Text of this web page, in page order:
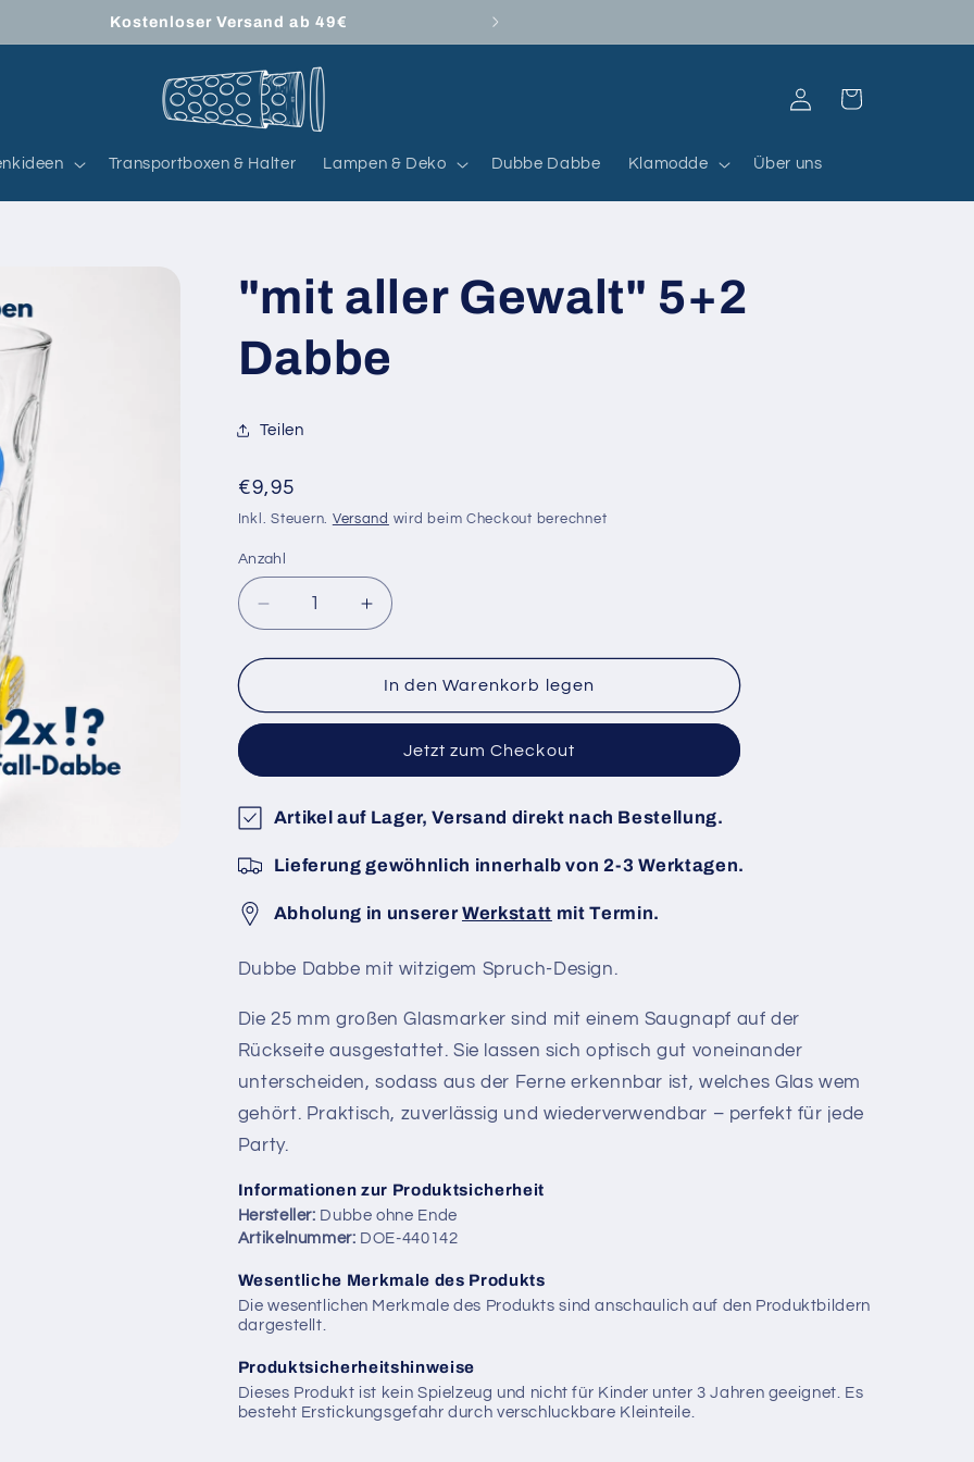
Kostenloser Versand ab 49€
Transportboxen & Halter Lampen & Deko Dubbe Dabbe Klamodde Über uns
EinloggenWarenkorb
"mit aller Gewalt" 5+2
Dabbe
Teilen
Normaler
Preis
€9,95
Inkl. Steuern. Versand wird beim Checkout berechnet
Anzahl
Anzahl
Verringere
die
Menge
&quot;mit
5+2
Dabbe
Erhöhe
die
Menge
für
&quot;mit
Gewalt&quot;
5+2
In den Warenkorb legen
Jetzt zum Checkout
Artikel auf Lager, Versand direkt nach Bestellung.
Lieferung gewöhnlich innerhalb von 2-3 Werktagen.
Abholung in unsererWerkstatt mit Termin.
Dubbe Dabbe mit witzigem Spruch-Design.
Die 25 mm großen Glasmarker sind mit einem Saugnapf auf der
Rückseite ausgestattet. Sie lassen sich optisch gut voneinander
unterscheiden, sodass aus der Ferne erkennbar ist, welches Glas wem
gehört. Praktisch, zuverlässig und wiederverwendbar – perfekt für jede
Party.
Informationen zur Produktsicherheit
Hersteller: Dubbe ohne Ende
Artikelnummer: DOE-440142
Wesentliche Merkmale des Produkts
Die wesentlichen Merkmale des Produkts sind anschaulich auf den Produktbildern
dargestellt.
Produktsicherheitshinweise
Dieses Produkt ist kein Spielzeug und nicht für Kinder unter 3 Jahren geeignet. Es
besteht Erstickungsgefahr durch verschluckbare Kleinteile.